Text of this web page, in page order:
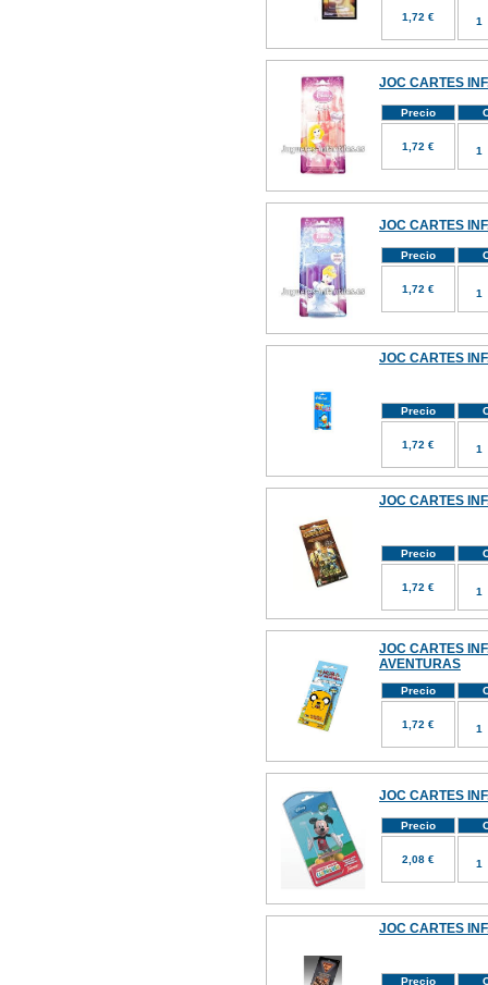
1,72 €
JOC CARTES
Precio
1,72 €
JOC CARTES
Precio
1,72 €
JOC CARTES
Precio
1,72 €
JOC CARTES
Precio
1,72 €
JOC CARTES
AVENTURAS
Precio
1,72 €
JOC CARTES
Precio
2,08 €
JOC CARTES
Precio